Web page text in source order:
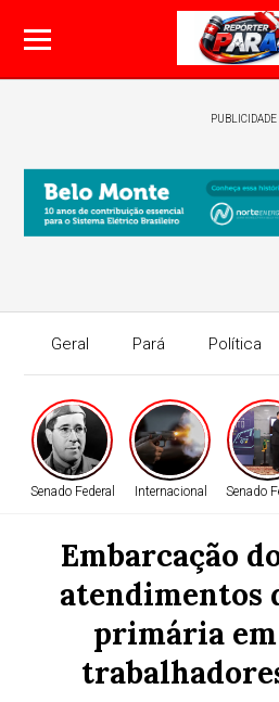
PUBLICIDADE
Geral Pará Política
Senado Federal Internacional Senado
Embarcação
atendimentos
primária em